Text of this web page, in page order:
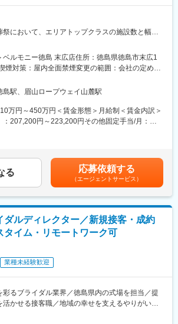
祭において、エリアトップクラスの施設数と幅広
価されており、年間約6,500件のご依頼を頂いてお
らなる事業拡大に向け、経済産業大臣許可事業
テム」の提案営業の社員を新たに募集しておりま
は…
は、いずれやってくる結婚式や、お葬式などに備
み立てていく経済産業省許可事業です。わずかな
プランに合った互助会サービスをご提案し、当社
婚式場、地域のスーパーマーケット等では、定期
開催しており、お客様を誘致するために戸別訪問
業員のOJTや新規スタッフの面接、イベントの企
メントに関する幅広い業務をご担当頂きます。
について：
卒入社の社員から70代まで幅広い年代の社員が
。1チームは4~5人で活動しておりますので、す
できる環境です。また、入社後の3か月間は研修
先輩社員の営業に同行して現場も学びます。1年間
て営業を行いますが、ゆくゆくは拠点をまとめる
してご活躍頂きたいと思っております。
ベルモニー徳島 末広店住所：徳島県徳島市末広1
煙対策：屋内全面禁煙変更の範囲：会社の定める
島駅、眉山ロープウェイ山麓駅
万円～450万円＜賃金形態＞月給制＜賃金内訳＞
：207,200円～223,200円その他固定手当/月：
）■賞与：年2回計3.80ヶ月分（前年度実績）■そ
調整手当※インセンティブあり賃金はあくまでも目
選考を通じて上下する可能性があります。月給
を含めた表記です。
る 応募依頼する
（エージェントサービス）
ダルディレクター／新規接客・成約
タイム・リモートワーク可
業種未経験歓迎
彩るブライダル業界／徳島県内の式場を担当／提
活かせる接客職／地域の幸せを支えるやりがいの